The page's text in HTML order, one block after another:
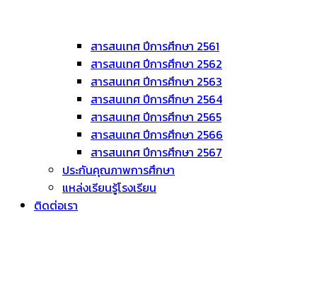
สารสนเทศ ปีการศึกษา 2561
สารสนเทศ ปีการศึกษา 2562
สารสนเทศ ปีการศึกษา 2563
สารสนเทศ ปีการศึกษา 2564
สารสนเทศ ปีการศึกษา 2565
สารสนเทศ ปีการศึกษา 2566
สารสนเทศ ปีการศึกษา 2567
ประกันคุณภาพการศึกษา
แหล่งเรียนรู้โรงเรียน
ติดต่อเรา